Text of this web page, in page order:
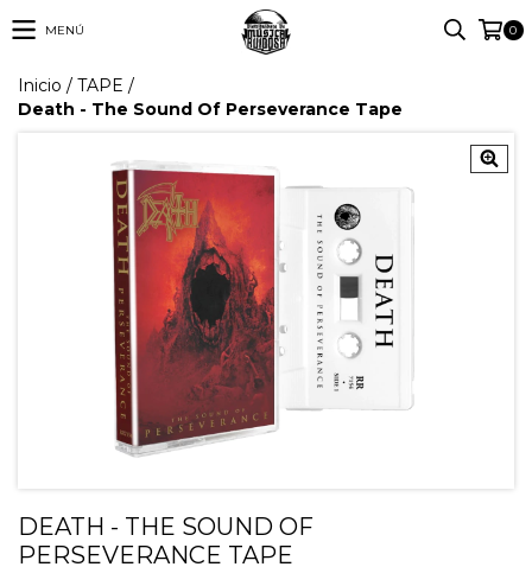
MENÚ 0
Inicio / TAPE /
Death - The Sound Of Perseverance Tape
DEATH - THE SOUND OF
PERSEVERANCE TAPE